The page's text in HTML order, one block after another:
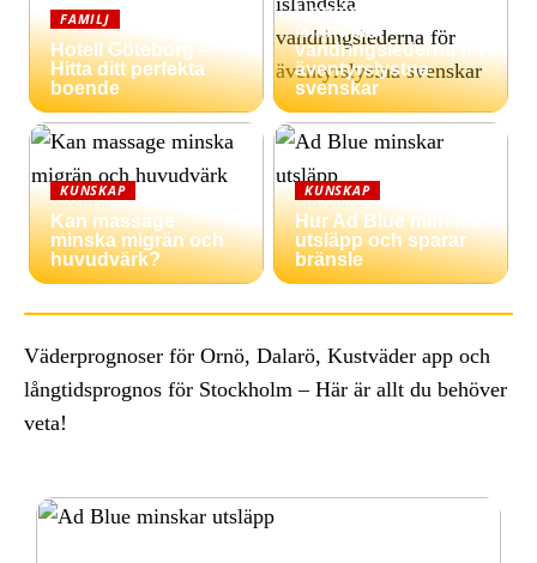
FAMILJ
Hotell Göteborg –
Hitta ditt perfekta
boende
Upptäck de bästa
isländska
vandringslederna för
äventyrslystna
svenskar
KUNSKAP
Kan massage
minska migrän och
huvudvärk?
KUNSKAP
Hur Ad Blue minskar
utsläpp och sparar
bränsle
Väderprognoser för Ornö, Dalarö, Kustväder app och
långtidsprognos för Stockholm – Här är allt du behöver
veta!